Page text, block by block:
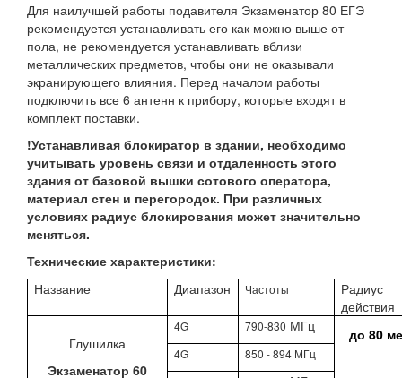
Для наилучшей работы подавителя Экзаменатор 80 ЕГЭ
рекомендуется устанавливать его как можно выше от
пола, не рекомендуется устанавливать вблизи
металлических предметов, чтобы они не оказывали
экранирующего влияния. Перед началом работы
подключить все 6 антенн к прибору, которые входят в
комплект поставки.
!Устанавливая блокиратор в здании, необходимо
учитывать уровень связи и отдаленность этого
здания от базовой вышки сотового оператора,
материал стен и перегородок. При различных
условиях радиус блокирования может значительно
меняться.
Технические характеристики:
Название
Диапазон Частоты
Радиус
действия
Глушилка
Экзаменатор 60
4G 790-830 МГц до 80
4G
850 - 894 МГц